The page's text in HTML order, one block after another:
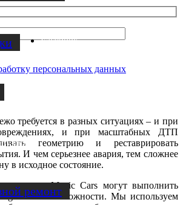
авто
ремонт
Facebook
персональных данных
требуется в разных ситуациях – и при
и при масштабных ДТП
геометрию и реставрировать
И чем серьезнее авария, тем сложнее
в исходное состояние.
Magic Cars могут выполнить
любой сложности. Мы используем